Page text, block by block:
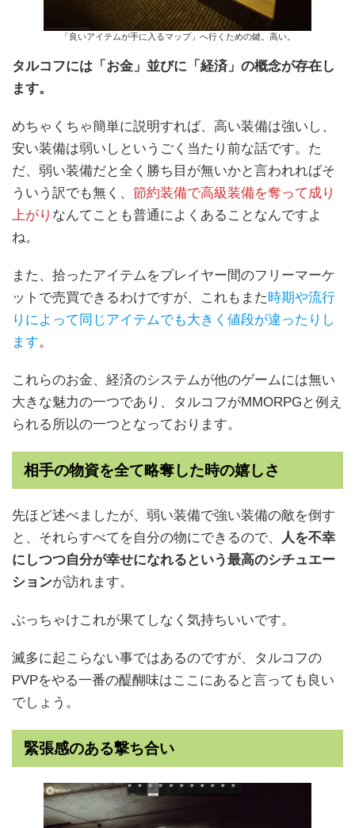
「良いアイテムが手に入るマップ」へ行くための鍵。高い。
タルコフには「お金」並びに「経済」の概念が存在し
ます。
めちゃくちゃ簡単に説明すれば、高い装備は強いし、
安い装備は弱いしというごく当たり前な話です。た
だ、弱い装備だと全く勝ち目が無いかと言われればそ
ういう訳でも無く、 節約装備で高級装備を奪って成り
上がり なんてことも普通によくあることなんですよ
ね。
また、拾ったアイテムをプレイヤー間のフリーマーケ
ットで売買できるわけですが、これもまた時期や流行
りによって同じアイテムでも大きく値段が違ったりし
ます。
これらのお金、経済のシステムが他のゲームには無い
大きな魅力の一つであり、タルコフがMMORPGと例え
られる所以の一つとなっております。
相手の物資を全て略奪した時の嬉しさ
先ほど述べましたが、弱い装備で強い装備の敵を倒す
と、それらすべてを自分の物にできるので、
人を不幸
にしつつ自分が幸せになれるという最高のシチュエー
ションが訪れます。
ぶっちゃけこれが果てしなく気持ちいいです。
滅多に起こらない事ではあるのですが、タルコフの
PVPをやる一番の醍醐味はここにあると言っても良い
でしょう。
緊張感のある撃ち合い